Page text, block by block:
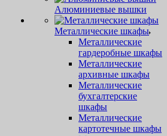
Алюминиевые вышки
Металлические шкафы
Металлические
гардеробные шкафы
Металлические
архивные шкафы
Металлические
бухгалтерские
шкафы
Металлические
картотечные шкафы